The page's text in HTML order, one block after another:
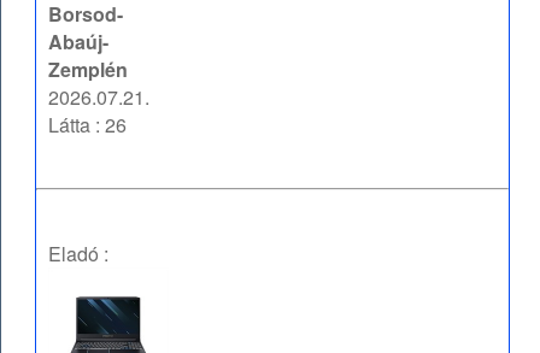
Borsod-
Abaúj-
Zemplén
2026.07.21.
Látta : 26
Eladó :